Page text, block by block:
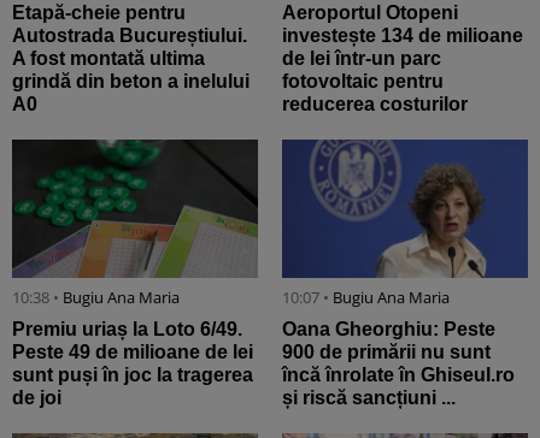
Etapă-cheie pentru
Autostrada Bucureștiului.
A fost montată ultima
grindă din beton a inelului
A0
Aeroportul Otopeni
investește 134 de milioane
de lei într-un parc
fotovoltaic pentru
reducerea costurilor
10:38 • Bugiu ⁠Ana Maria
Premiu uriaș la Loto 6/49.
Peste 49 de milioane de lei
sunt puși în joc la tragerea
de joi
10:07 • Bugiu ⁠Ana Maria
Oana Gheorghiu: Peste
900 de primării nu sunt
încă înrolate în Ghiseul.ro
și riscă sancțiuni ...